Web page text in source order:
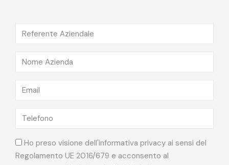
Ho preso visione dell'informativa privacy ai sensi del
Regolamento UE 2016/679 e acconsento al